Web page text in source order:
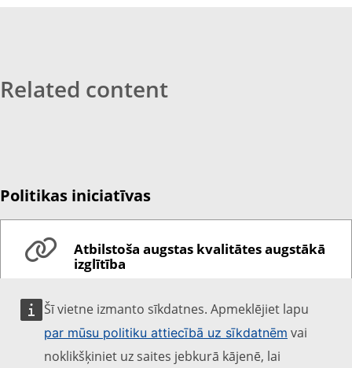
Šī vietne izmanto sīkdatnes. Apmeklējiet lapu
par mūsu politiku attiecībā uz sīkdatnēm vai
noklikšķiniet uz saites jebkurā kājenē, lai
Related content
Politikas iniciatīvas
Atbilstoša augstas kvalitātes augstākā
izglītība